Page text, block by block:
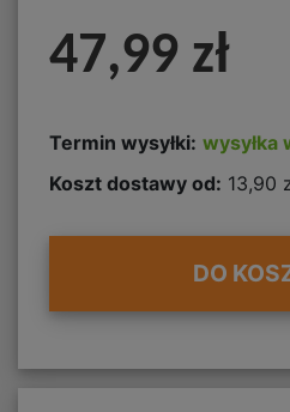
47,99 zł
Termin wysyłki: wysyłka
Koszt dostawy od: 13,90
DO